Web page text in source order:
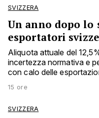
SVIZZERA
Un anno dopo lo
esportatori
Aliquota attuale del
incertezza normativa e
con calo delle
15 ore
SVIZZERA